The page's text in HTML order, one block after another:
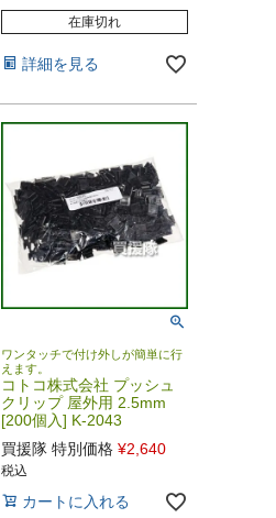
在庫切れ
詳細を見る
ワンタッチで付け外しが簡単に行
えます。
コトコ株式会社 プッシュ
クリップ 屋外用 2.5mm
[200個入] K-2043
買援隊 特別価格 ¥2,640
税込
カートに入れる